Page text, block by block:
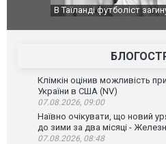
Топпосадовцю
Клімкін оцінив можливість
України в США (NV)
07.08.2026, 09:00
Наївно очікувати, що новий
до зими за два місяці -
07.08.2026, 08:48